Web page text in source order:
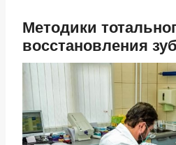
Методики
восстановления